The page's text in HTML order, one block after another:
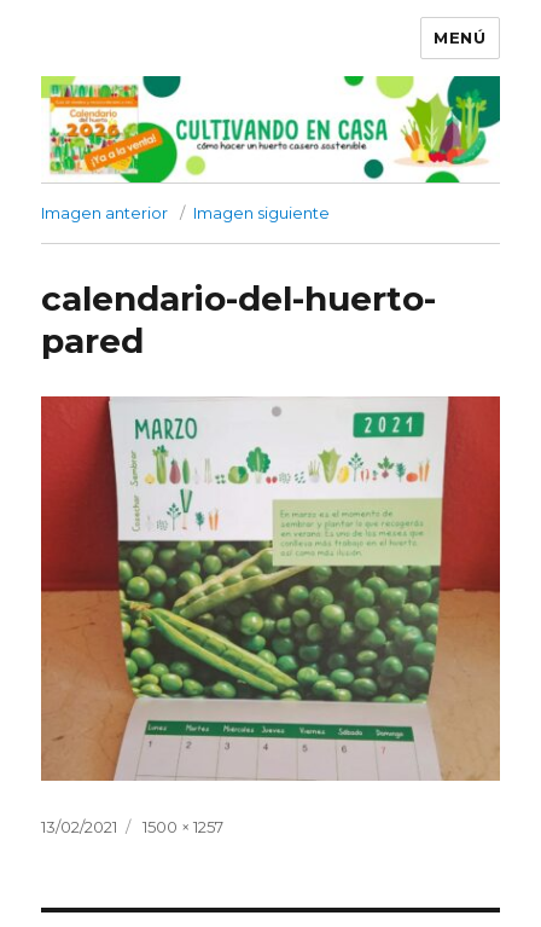
MENÚ
Imagen anterior Imagen siguiente
calendario-del-huerto-
pared
Publicado
13/02/2021
Tamaño
1500 × 1257